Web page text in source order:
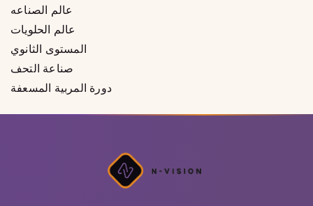
عالم الصناعه
عالم الحلويات
المستوى الثانوي
صناعة التحف
دورة المربية المسعفة